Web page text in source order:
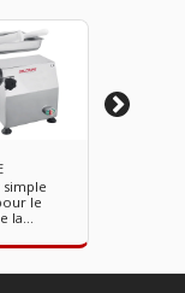
simple
le
la